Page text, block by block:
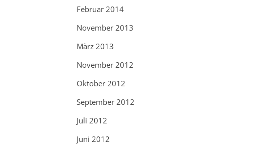
Februar 2014
November 2013
März 2013
November 2012
Oktober 2012
September 2012
Juli 2012
Juni 2012